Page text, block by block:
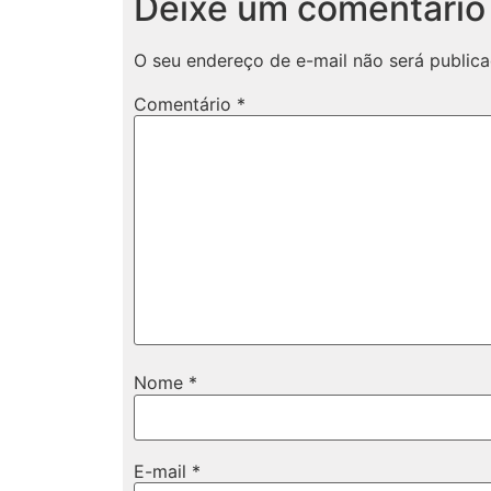
O seu endereço de e-mail não será
Comentário *
Nome *
E-mail *